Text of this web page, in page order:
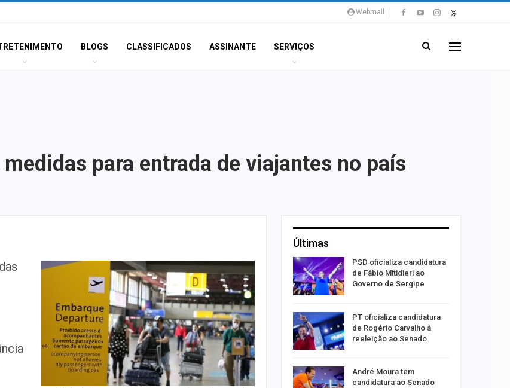
Webmail
BLOGS CLASSIFICADOS ASSINANTE SERVIÇOS
para entrada de viajantes no país
Últimas
Três investigados por
tráfico são presos no
Baixo São Francisco
Duas vítimas do acidente
com ambulância do Samu
seguem internadas…
RioMar Aracaju promove
exposição e oficinas de
PSD oficializa candidatura
de Fábio Mitidieri ao
Governo de Sergipe
PT oficializa candidatura
de Rogério Carvalho à
reeleição ao Senado
André Moura tem
candidatura ao Senado